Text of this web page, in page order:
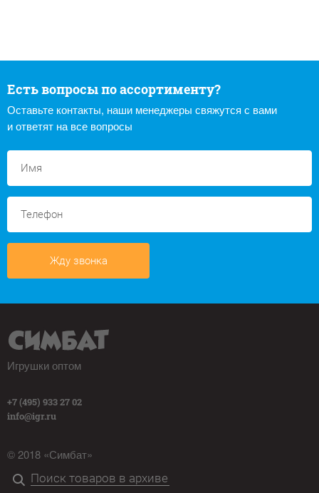
Есть вопросы по ассортименту?
Оставьте контакты, наши менеджеры свяжутся с вами
и ответят на все вопросы
Жду звонка
Игрушки оптом
+7 (495) 933 27 02
info@igr.ru
© 2018 «Симбат»